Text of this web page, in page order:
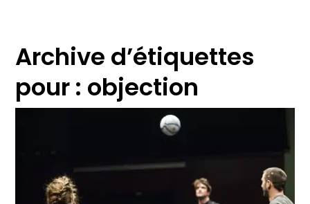
Archive d’étiquettes
pour : objection